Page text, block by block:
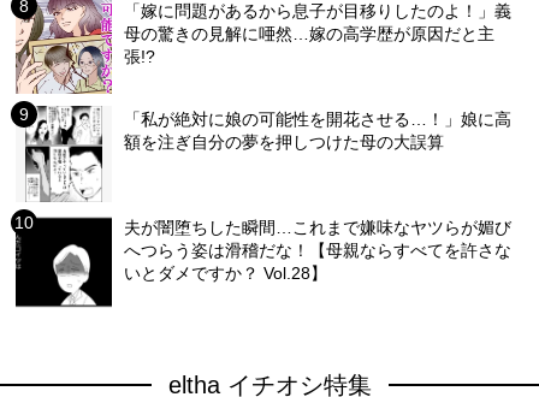
「嫁に問題があるから息子が目移りしたのよ！」義
母の驚きの見解に唖然…嫁の高学歴が原因だと主
張!?
「私が絶対に娘の可能性を開花させる…！」娘に高
額を注ぎ自分の夢を押しつけた母の大誤算
夫が闇堕ちした瞬間…これまで嫌味なヤツらが媚び
へつらう姿は滑稽だな！【母親ならすべてを許さな
いとダメですか？ Vol.28】
eltha イチオシ特集